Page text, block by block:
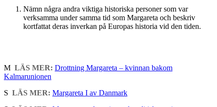
Nämn några andra viktiga historiska personer som var
verksamma under samma tid som Margareta och beskriv
kortfattat deras inverkan på Europas historia vid den tiden.
M LÄS MER: Drottning Margareta – kvinnan bakom
Kalmarunionen
S LÄS MER: Margareta I av Danmark